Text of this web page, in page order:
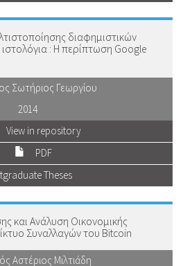
διαφημιστικών
ιστολόγια : Η περίπτωση Google
Σωτήριος Γεωργίου
2014
View in repository
PDF
Theses
και Ανάλυση Οικονομικής
Συναλλαγών του Bitcoin
Αστέριος Μιλτιάδη